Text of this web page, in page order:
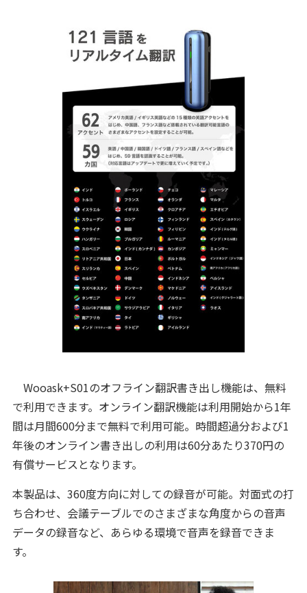
Wooask+S01のオフライン翻訳書き出し機能は、無料
で利用できます。オンライン翻訳機能は利用開始から1年
間は月間600分まで無料で利用可能。時間超過分および1
年後のオンライン書き出しの利用は60分あたり370円の
有償サービスとなります。
本製品は、360度方向に対しての録音が可能。対面式の打
ち合わせ、会議テーブルでのさまざまな角度からの音声
データの録音など、あらゆる環境で音声を録音できま
す。